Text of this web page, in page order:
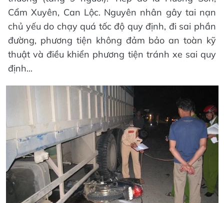
Cẩm Xuyên, Can Lộc. Nguyên nhân gây tai nạn
chủ yếu do chạy quá tốc độ quy định, đi sai phần
đường, phương tiện không đảm bảo an toàn kỹ
thuật và điều khiển phương tiện tránh xe sai quy
định...